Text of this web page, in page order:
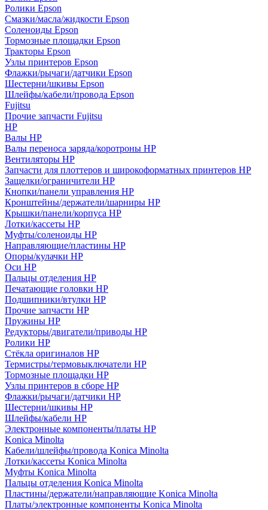
Ролики Epson
Смазки/масла/жидкости Epson
Соленоиды Epson
Тормозные площадки Epson
Тракторы Epson
Узлы принтеров Epson
Флажки/рычаги/датчики Epson
Шестерни/шкивы Epson
Шлейфы/кабели/провода Epson
Fujitsu
Прочие запчасти Fujitsu
HP
Валы HP
Валы переноса заряда/коротроны HP
Вентиляторы HP
Запчасти для плоттеров и широкоформатных принтеров HP
Защелки/ограничители HP
Кнопки/панели управления HP
Кронштейны/держатели/шарниры HP
Крышки/панели/корпуса HP
Лотки/кассеты HP
Муфты/соленоиды HP
Направляющие/пластины HP
Опоры/кулачки HP
Оси HP
Пальцы отделения HP
Печатающие головки HP
Подшипники/втулки HP
Прочие запчасти HP
Пружины HP
Редукторы/двигатели/приводы HP
Ролики HP
Стёкла оригиналов HP
Термистры/термовыключатели HP
Тормозные площадки HP
Узлы принтеров в сборе HP
Флажки/рычаги/датчики HP
Шестерни/шкивы HP
Шлейфы/кабели HP
Электронные компоненты/платы HP
Konica Minolta
Кабели/шлейфы/провода Konica Minolta
Лотки/кассеты Konica Minolta
Муфты Konica Minolta
Пальцы отделения Konica Minolta
Пластины/держатели/направляющие Konica Minolta
Платы/электронные компоненты Konica Minolta